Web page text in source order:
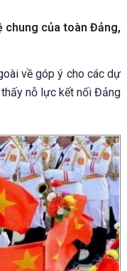
chung của toàn Đảng,
về góp ý cho các dự
nỗ lực kết nối Đảng